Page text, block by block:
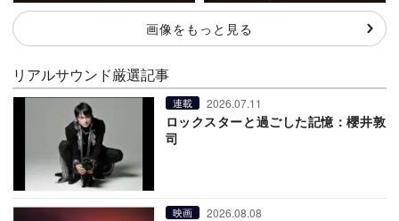
画像をもっと見る
リアルサウンド厳選記事
連載 2026.07.11
ロックスターと過ごした記憶：櫻井敦
司
映画 2026.08.08